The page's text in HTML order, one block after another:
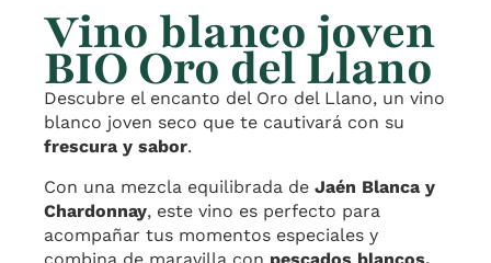
Vino blanco joven
BIO Oro del Llano
Descubre el encanto del Oro del Llano, un vino
blanco joven seco que te cautivará con su
frescura y sabor.
Con una mezcla equilibrada de Jaén Blanca y
Chardonnay, este vino es perfecto para
acompañar tus momentos especiales y